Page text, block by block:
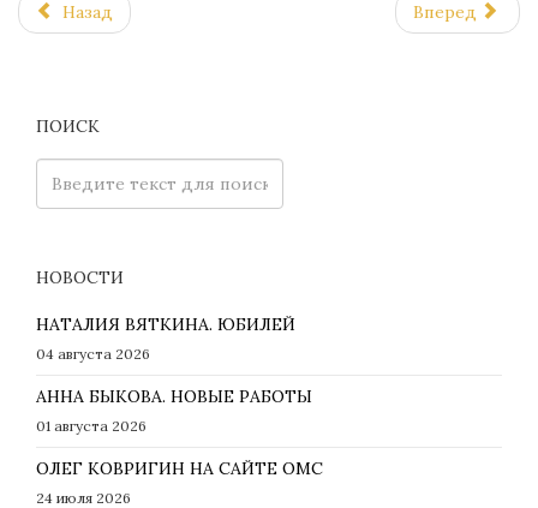
Назад Вперед
ПОИСК
НОВОСТИ
НАТАЛИЯ ВЯТКИНА. ЮБИЛЕЙ
04 августа 2026
АННА БЫКОВА. НОВЫЕ РАБОТЫ
01 августа 2026
ОЛЕГ КОВРИГИН НА САЙТЕ ОМС
24 июля 2026